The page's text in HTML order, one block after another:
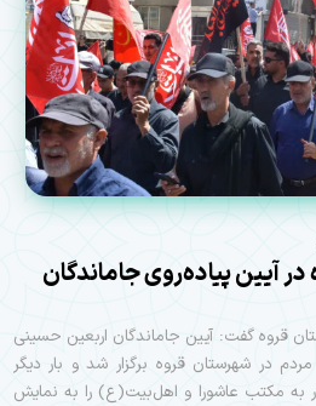
آیین پیاده‌روی جاماندگان
قروه گفت: آیین جاماندگان اربعین حسینی
در شهرستان قروه برگزار شد و بار دیگر
به مکتب عاشورا و اهل‌بیت(ع) را به نمایش